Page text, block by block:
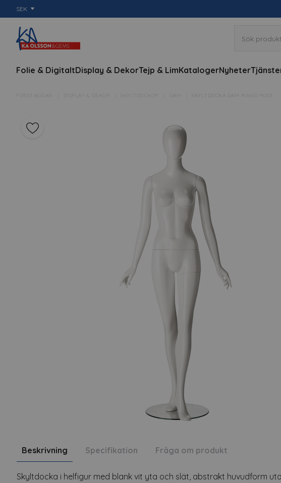
SEK
Folie & DigitaltDisplay & DekorTejp & LimKatalogerNyheter
FÖRSTASIDAN DISPLAY & DEKOR SKYLTDOCKOR SKYLTDOCKA DAM RINGO POS3
Beskrivning Specifikation Fråga om produkt
Skyltdocka i helfigur med blank vit yta och slät, abstrakt huvudform